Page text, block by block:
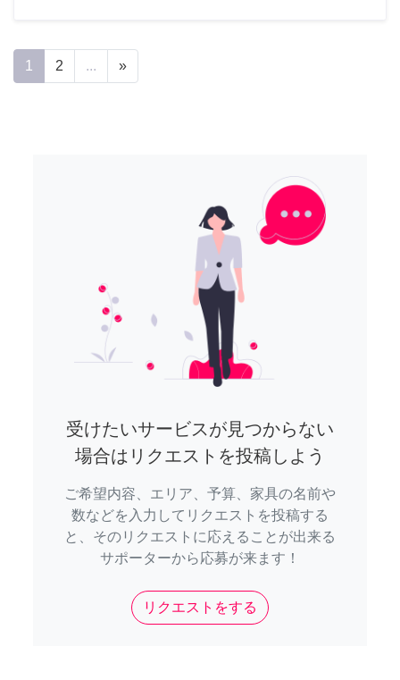
1 2 ... »
受けたいサービスが見つからない
場合はリクエストを投稿しよう
ご希望内容、エリア、予算、家具の名前や
数などを入力してリクエストを投稿する
と、そのリクエストに応えることが出来る
サポーターから応募が来ます！
リクエストをする